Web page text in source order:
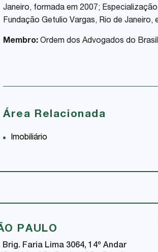
Janeiro, formada em 2007;
Fundação Getulio Vargas, Rio de Janeiro,
Membro: Ordem dos Advogados do
Área Relacionada
Imobiliário
PAULO
Brig. Faria Lima 3064, 14º Andar